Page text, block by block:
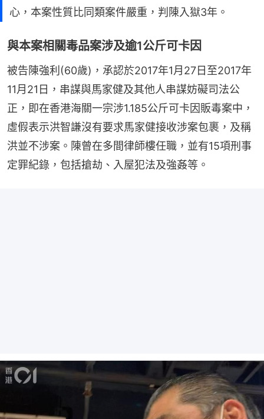
心，本案性質比同類案件嚴重，判陳入獄3年。
與本案相關毒品案涉及逾1公斤可卡因
被告陳強利(60歲)，承認於2017年1月27日至2017年
11月21日，串謀與馬家健及其他人串謀妨礙司法公
正，即在香港海關一宗涉1.185公斤可卡因販毒案中，
虛假表示洪智謙沒有要求馬家健接收涉案包裹，及稱
洪並不涉案。陳曾在多間律師樓任職，並有15項刑事
定罪紀錄，包括搶劫、入屋犯法及強姦等。